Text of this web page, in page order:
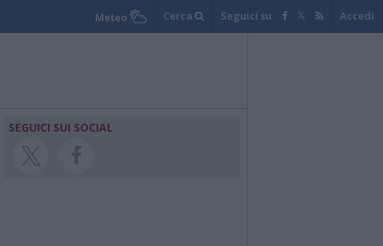
Meteo Cerca Seguici su Accedi
SEGUICI SUI SOCIAL